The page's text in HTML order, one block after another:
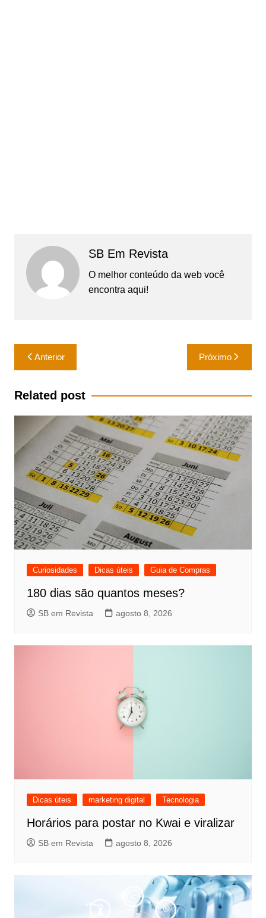
SB Em Revista
O melhor conteúdo da web você
encontra aqui!
Navegação
de
Post
Anterior Próximo
Related post
Curiosidades Dicas úteis Guia de Compras
180 dias são quantos meses?
SB em Revista agosto 8, 2026
Dicas úteis marketing digital Tecnologia
Horários para postar no Kwai e viralizar
SB em Revista agosto 8, 2026